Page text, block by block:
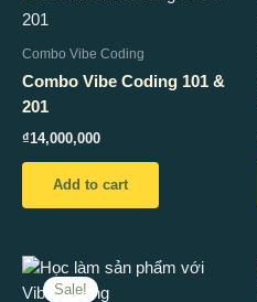
Combo Vibe Coding
Combo Vibe Coding 101 &
201
₫14,000,000
Add to cart
Sale!
Original
price
Current
price